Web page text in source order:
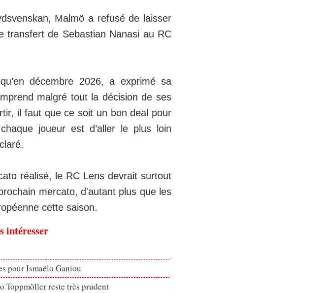
Malmö a refusé de laisser
transfert de Sebastian Nanasi au RC
décembre 2026, a exprimé sa
malgré tout la décision de ses
il faut que ce soit un bon deal pour
joueur est d’aller le plus loin
réalisé, le RC Lens devrait surtout
mercato, d'autant plus que les
cette saison.
intéresser
pour Ismaëlo Ganiou
Toppmöller reste très prudent